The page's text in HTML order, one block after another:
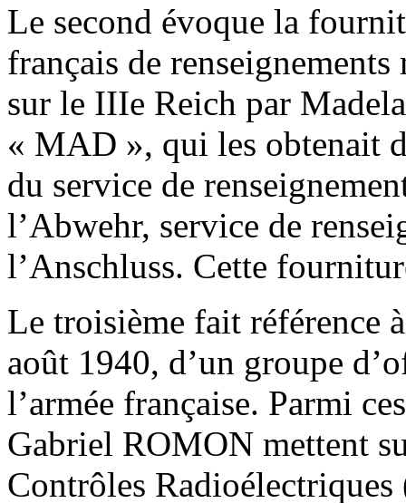
Le second évoque la
français de
sur le IIIe Reich par
« MAD », qui les obtenait
du service de
l’Abwehr, service de
l’Anschluss. Cette
Le troisième fait référence
août 1940, d’un groupe
l’armée française. Parmi
Gabriel ROMON mettent
Contrôles